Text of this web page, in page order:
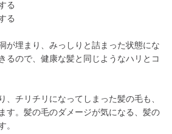
る
る
が埋まり、みっしりと詰まった状態にな
るので、健康な髪と同じようなハリとコ
チリチリになってしまった髪の毛も、
す。髪の毛のダメージが気になる、髪の
。